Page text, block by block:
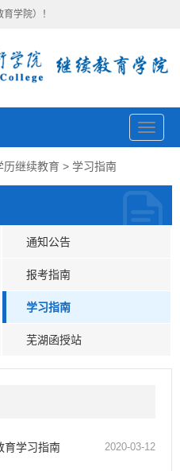
学院）！
导
航
历继续教育 > 学习指南
通知公告
报考指南
学习指南
芜湖函授站
2020-03-12
育学习指南